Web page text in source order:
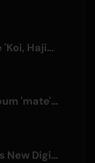
=LOVE Announces New Single 'Koi, Hajimemashita.' and Tokyo Dome Concerts
AliA Releases Post-Hiatus Album 'mate', Announces Tokyo Live
ShowMinorSavage Announces New Digital Single 'Gradation'